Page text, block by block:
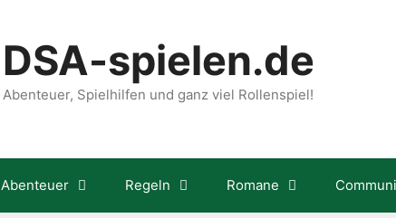
DSA-spielen.de
Abenteuer, Spielhilfen und ganz viel Rollenspiel!
Abenteuer Regeln Romane